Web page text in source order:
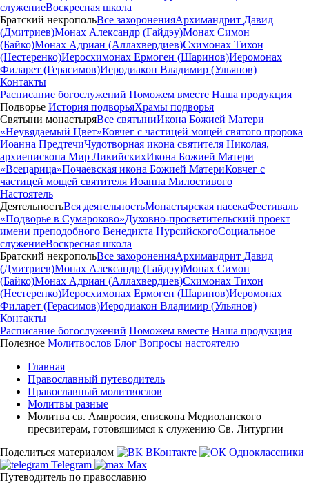
служениеВоскресная школа
Братский некропольВсе захороненияАрхимандрит Давид
(Дмитриев)Монах Александр (Гайдэу)Монах Симон
(Байко)Монах Адриан (Аллахвердиев)Схимонах Тихон
(Нестеренко)Иеросхимонах Ермоген (Шаринов)Иеромонах
Филарет (Герасимов)Иеродиакон Владимир (Ульянов)
Контакты
Расписание богослужений Поможем вместе Наша продукция
Подворье История подворьяХрамы подворья
Святыни монастыряВсе святыниИкона Божией Матери
«Неувядаемый Цвет»Ковчег с частицей мощей святого пророка
Иоанна ПредтечиЧудотворная икона святителя Николая,
архиепископа Мир ЛикийскихИкона Божией Матери
«Всецарица»Почаевская икона Божией МатериКовчег с
частицей мощей святителя Иоанна Милостивого
Настоятель
ДеятельностьВся деятельностьМонастырская пасекаФестиваль
«Подворье в Сумароково»Духовно-просветительский проект
имени преподобного Венедикта НурсийскогоСоциальное
служениеВоскресная школа
Братский некропольВсе захороненияАрхимандрит Давид
(Дмитриев)Монах Александр (Гайдэу)Монах Симон
(Байко)Монах Адриан (Аллахвердиев)Схимонах Тихон
(Нестеренко)Иеросхимонах Ермоген (Шаринов)Иеромонах
Филарет (Герасимов)Иеродиакон Владимир (Ульянов)
Контакты
Расписание богослужений Поможем вместе Наша продукция
Полезное Молитвослов Блог Вопросы настоятелю
Главная
Православный путеводитель
Православный молитвослов
Молитвы разные
Молитва св. Амвросия, епископа Медиоланского
пресвитерам, готовящимся к служению Св. Литургии
Поделиться материалом
ВКонтакте
Одноклассники
Telegram
Max
Путеводитель по православию